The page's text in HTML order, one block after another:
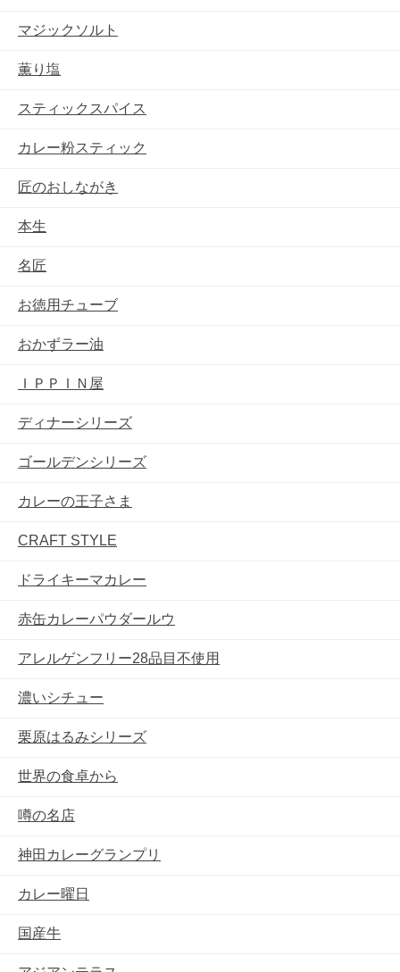
マジックソルト
薫り塩
スティックスパイス
カレー粉スティック
匠のおしながき
本生
名匠
お徳用チューブ
おかずラー油
ＩＰＰＩＮ屋
ディナーシリーズ
ゴールデンシリーズ
カレーの王子さま
CRAFT STYLE
ドライキーマカレー
赤缶カレーパウダールウ
アレルゲンフリー28品目不使用
濃いシチュー
栗原はるみシリーズ
世界の食卓から
噂の名店
神田カレーグランプリ
カレー曜日
国産牛